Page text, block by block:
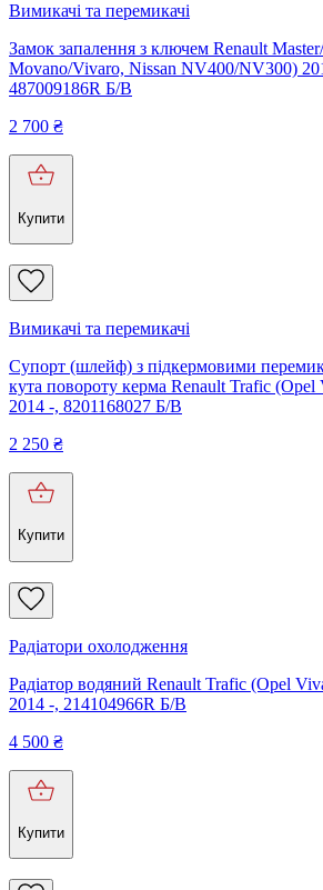
Вимикачі та перемикачі
Замок запалення з ключем Renault
Movano/Vivaro, Nissan NV400/NV300)
487009186R Б/В
2 700 ₴
Купити
Вимикачі та перемикачі
Супорт (шлейф) з підкермовими
кута повороту керма Renault Trafic
2014 -, 8201168027 Б/В
2 250 ₴
Купити
Радіатори охолодження
Радіатор водяний Renault Trafic (Opel
2014 -, 214104966R Б/В
4 500 ₴
Купити